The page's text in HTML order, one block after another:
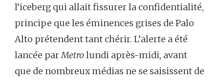
l’iceberg qui allait fissurer la confidentialité,
principe que les éminences grises de Palo
Alto prétendent tant chérir. L’alerte a été
lancée parMetrolundi après-midi, avant
que de nombreux médias ne se saisissent de